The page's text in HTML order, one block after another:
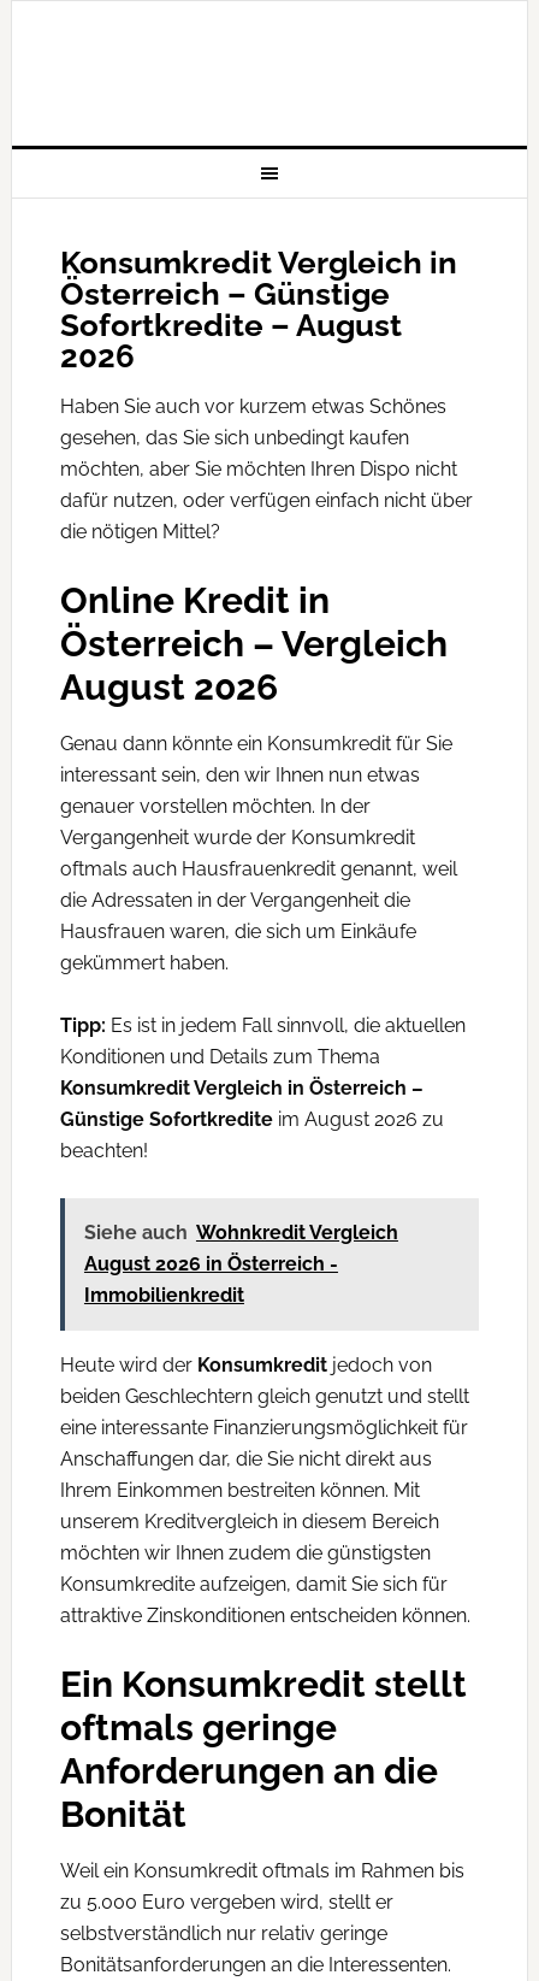
Konsumkredit Vergleich in
Österreich – Günstige
Sofortkredite – August
2026
Haben Sie auch vor kurzem etwas Schönes
gesehen, das Sie sich unbedingt kaufen
möchten, aber Sie möchten Ihren Dispo nicht
dafür nutzen, oder verfügen einfach nicht über
die nötigen Mittel?
Online Kredit in
Österreich – Vergleich
August 2026
Genau dann könnte ein Konsumkredit für Sie
interessant sein, den wir Ihnen nun etwas
genauer vorstellen möchten. In der
Vergangenheit wurde der Konsumkredit
oftmals auch Hausfrauenkredit genannt, weil
die Adressaten in der Vergangenheit die
Hausfrauen waren, die sich um Einkäufe
gekümmert haben.
Tipp: Es ist in jedem Fall sinnvoll, die aktuellen
Konditionen und Details zum Thema
Konsumkredit Vergleich in Österreich –
Günstige Sofortkrediteim August 2026 zu
beachten!
Siehe auch Wohnkredit Vergleich
August 2026 in Österreich -
Immobilienkredit
Heute wird der Konsumkreditjedoch von
beiden Geschlechtern gleich genutzt und stellt
eine interessante Finanzierungsmöglichkeit für
Anschaffungen dar, die Sie nicht direkt aus
Ihrem Einkommen bestreiten können. Mit
unserem Kreditvergleich in diesem Bereich
möchten wir Ihnen zudem die günstigsten
Konsumkredite aufzeigen, damit Sie sich für
attraktive Zinskonditionen entscheiden können.
Ein Konsumkredit stellt
oftmals geringe
Anforderungen an die
Bonität
Weil ein Konsumkredit oftmals im Rahmen bis
zu 5.000 Euro vergeben wird, stellt er
selbstverständlich nur relativ geringe
Bonitätsanforderungen an die Interessenten.